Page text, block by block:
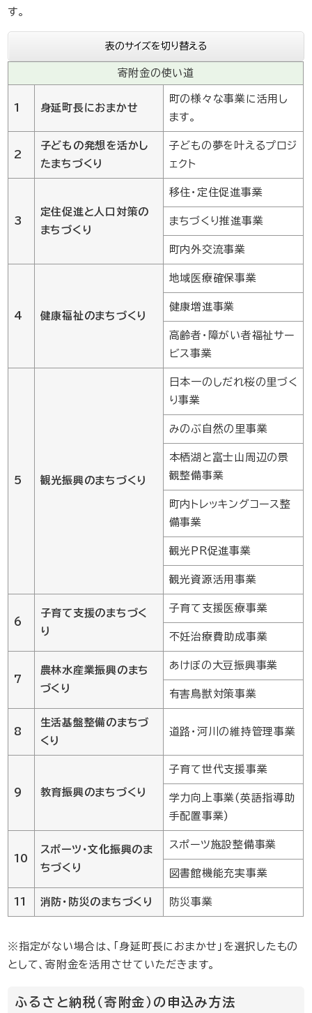
す。
表のサイズを切り替える
寄附金の使い道
1 身延町長におまかせ
町の様々な事業に活用し
ます。
2
子どもの発想を活かし
たまちづくり
子どもの夢を叶えるプロジ
ェクト
3
定住促進と人口対策の
まちづくり
移住・定住促進事業
まちづくり推進事業
町内外交流事業
4 健康福祉のまちづくり
地域医療確保事業
健康増進事業
高齢者・障がい者福祉サー
ビス事業
5 観光振興のまちづくり
日本一のしだれ桜の里づく
り事業
みのぶ自然の里事業
本栖湖と富士山周辺の景
観整備事業
町内トレッキングコース整
備事業
観光PR促進事業
観光資源活用事業
6
子育て支援のまちづく
り
子育て支援医療事業
不妊治療費助成事業
7
農林水産業振興のまち
づくり
あけぼの大豆振興事業
有害鳥獣対策事業
8
生活基盤整備のまちづ
くり
道路・河川の維持管理事業
9 教育振興のまちづくり
子育て世代支援事業
学力向上事業(英語指導助
手配置事業)
10
スポーツ・文化振興のま
ちづくり
スポーツ施設整備事業
図書館機能充実事業
11 消防・防災のまちづくり 防災事業
※指定がない場合は、「身延町長におまかせ」を選択したもの
として、寄附金を活用させていただきます。
ふるさと納税（寄附金）の申込み方法